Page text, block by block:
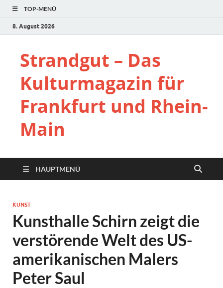
TOP-MENÜ
8. August 2026
Strandgut – Das
Kulturmagazin für
Frankfurt und Rhein-
Main
HAUPTMENÜ
KUNST
Kunsthalle Schirn zeigt die
verstörende Welt des US-
amerikanischen Malers
Peter Saul